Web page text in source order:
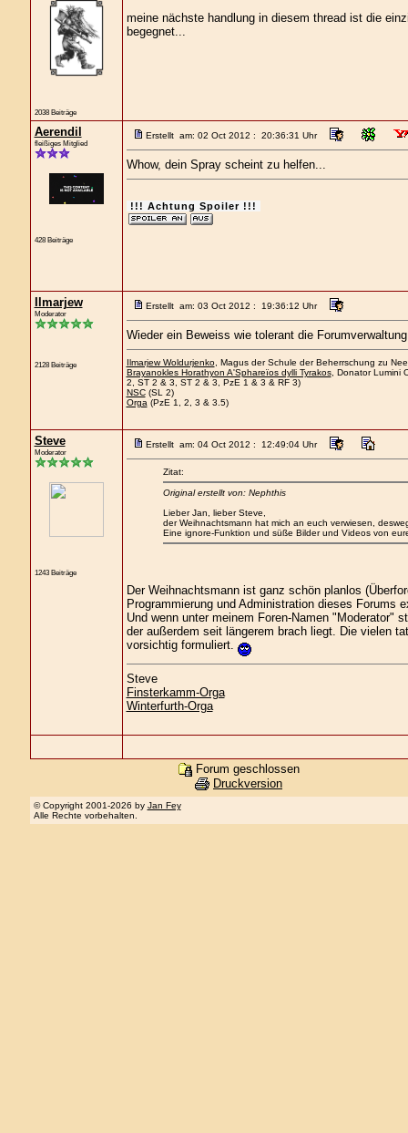
2038 Beiträge
meine nächste handlung in diesem thread ist die
begegnet...
Aerendil
fleißiges Mitglied
428 Beiträge
Erstellt am: 02 Oct 2012 : 20:36:31 Uhr
Whow, dein Spray scheint zu helfen...
!!! Achtung Spoiler !!!
Ilmarjew
Moderator
2128 Beiträge
Erstellt am: 03 Oct 2012 : 19:36:12 Uhr
Wieder ein Beweiss wie tolerant die
Ilmarjew Woldurjenko, Magus der Schule der Beherrschung zu
Brayanokles Horathyon A'Sphareïos dylli Tyrakos, Donator Lumini
2, ST 2 & 3, ST 2 & 3, PzE 1 & 3 & RF 3)
NSC(SL 2)
Orga (PzE 1, 2, 3 & 3.5)
Steve
Moderator
1243 Beiträge
Erstellt am: 04 Oct 2012 : 12:49:04 Uhr
Zitat:
Original erstellt von: Nephthis
Lieber Jan, lieber Steve,
der Weihnachtsmann hat mich an euch verwiesen,
Eine ignore-Funktion und süße Bilder und Videos von
Der Weihnachtsmann ist ganz schön planlos
Programmierung und Administration dieses Forums
Und wenn unter meinem Foren-Namen "Moderator"
der außerdem seit längerem brach liegt. Die vielen
vorsichtig formuliert.
Steve
Finsterkamm-Orga
Winterfurth-Orga
Forum geschlossen
Druckversion
© Copyright 2001-2026 by Jan Fey
Alle Rechte vorbehalten.